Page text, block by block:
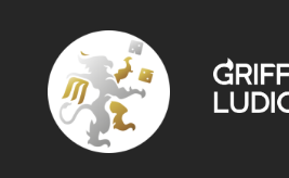
contenu